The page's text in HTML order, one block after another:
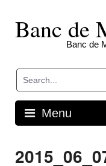
contentBanc de
Banc de
Menu